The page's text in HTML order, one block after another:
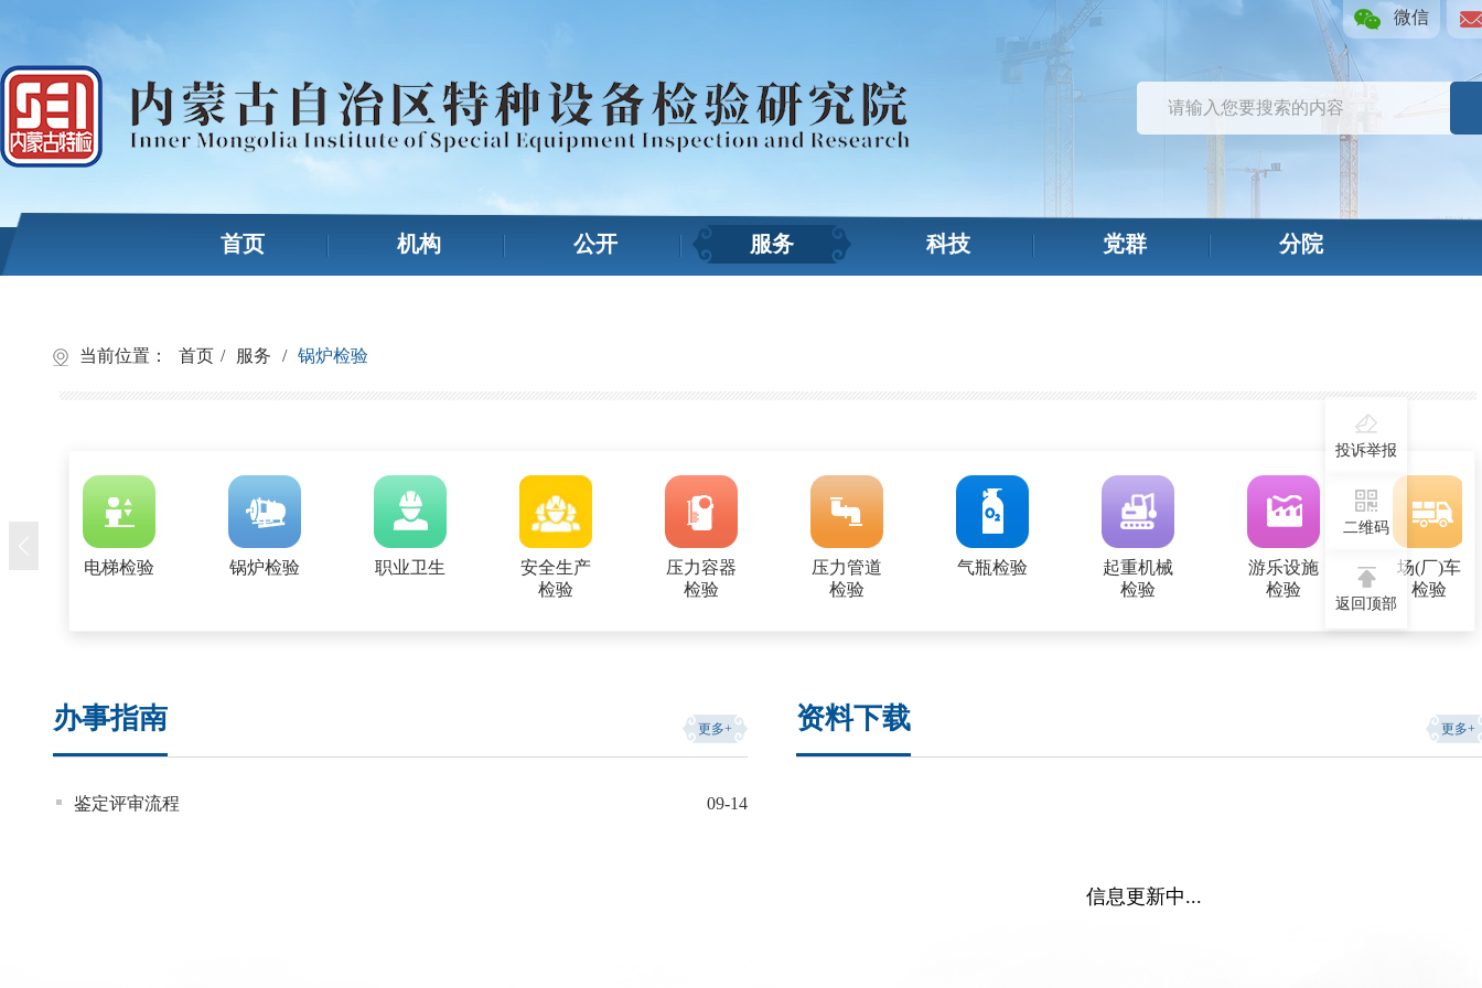
微信
首页 机构 公开 服务 科技 党群 分院
当前位置： 首页 / 服务 / 锅炉检验
电梯检验 锅炉检验 职业卫生
安全生产
检验
压力容器
检验
压力管道
检验
气瓶检验
起重机械
检验
游乐设施
检验
场(厂)车
检验
办事指南 更多+
鉴定评审流程 09-14
资料下载 更多+
信息更新中...
投诉举报
二维码
返回顶部